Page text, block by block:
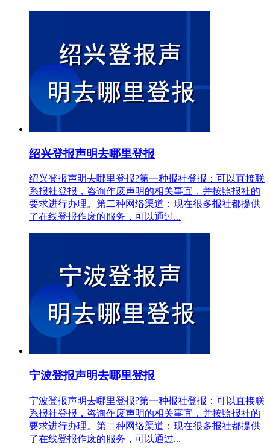
绍兴登报声明去哪里登报
绍兴登报声明去哪里登报?第一种报社登报：可以直接联
系报社登报，咨询作废声明的相关事宜，并按照报社的
要求进行办理。第二种网络渠道：现在很多报社都提供
了在线登报作废的服务，可以通过...
宁波登报声明去哪里登报
宁波登报声明去哪里登报?第一种报社登报：可以直接联
系报社登报，咨询作废声明的相关事宜，并按照报社的
要求进行办理。第二种网络渠道：现在很多报社都提供
了在线登报作废的服务，可以通过...